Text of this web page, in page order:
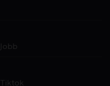
Jobb
Tiktok